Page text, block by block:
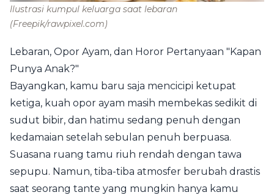
Ilustrasi kumpul keluarga saat lebaran
(Freepik/rawpixel.com)
Lebaran, Opor Ayam, dan Horor Pertanyaan "Kapan
Punya Anak?"
Bayangkan, kamu baru saja mencicipi ketupat
ketiga, kuah opor ayam masih membekas sedikit di
sudut bibir, dan hatimu sedang penuh dengan
kedamaian setelah sebulan penuh berpuasa.
Suasana ruang tamu riuh rendah dengan tawa
sepupu. Namun, tiba-tiba atmosfer berubah drastis
saat seorang tante yang mungkin hanya kamu